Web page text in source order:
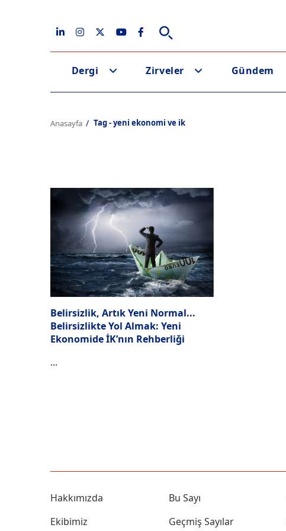
Dergi Zirveler Gündem
Anasayfa Tag - yeni ekonomi ve ik
Belirsizlik, Artık Yeni Normal...
Belirsizlikte Yol Almak: Yeni
Ekonomide İK’nın Rehberliği
...
Hakkımızda
Ekibimiz
Bu Sayı
Geçmiş Sayılar